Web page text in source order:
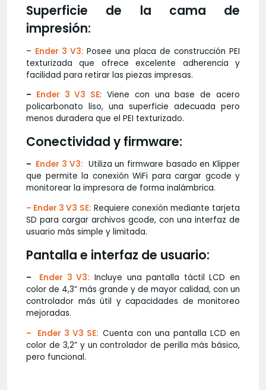
Superficie de la cama de
impresión:
– Ender 3 V3: Posee una placa de construcción PEI
texturizada que ofrece excelente adherencia y
facilidad para retirar las piezas impresas.
– Ender 3 V3 SE: Viene con una base de acero
policarbonato liso, una superficie adecuada pero
menos duradera que el PEI texturizado.
Conectividad y firmware:
– Ender 3 V3: Utiliza un firmware basado en Klipper
que permite la conexión WiFi para cargar gcode y
monitorear la impresora de forma inalámbrica.
– Ender 3 V3 SE: Requiere conexión mediante tarjeta
SD para cargar archivos gcode, con una interfaz de
usuario más simple y limitada.
Pantalla e interfaz de usuario:
– Ender 3 V3: Incluye una pantalla táctil LCD en
color de 4,3” más grande y de mayor calidad, con un
controlador más útil y capacidades de monitoreo
mejoradas.
– Ender 3 V3 SE: Cuenta con una pantalla LCD en
color de 3,2” y un controlador de perilla más básico,
pero funcional.